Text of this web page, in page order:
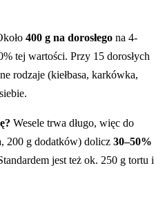
400 g na dorosłego na 4-
tej wartości. Przy 15 dorosłych
rodzaje (kiełbasa, karkówka,
Wesele trwa długo, więc do
200 g dodatków) dolicz 30–50%
jest też ok. 250 g tortu i